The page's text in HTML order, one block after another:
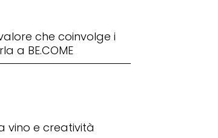
che coinvolge i
a BE.COME
vino e creatività